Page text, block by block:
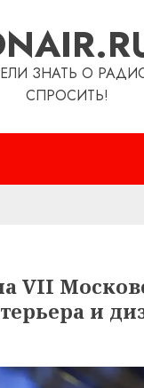
ЗНАТЬ О
СПРОСИТЬ!
VII
и